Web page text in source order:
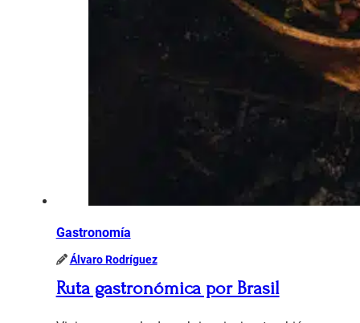
Gastronomía
Álvaro Rodríguez
Ruta gastronómica por Brasil